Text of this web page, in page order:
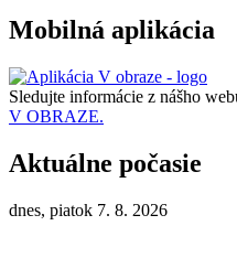
Mobilná aplikácia
Sledujte informácie z nášho
V OBRAZE.
Aktuálne počasie
dnes, piatok 7. 8. 2026